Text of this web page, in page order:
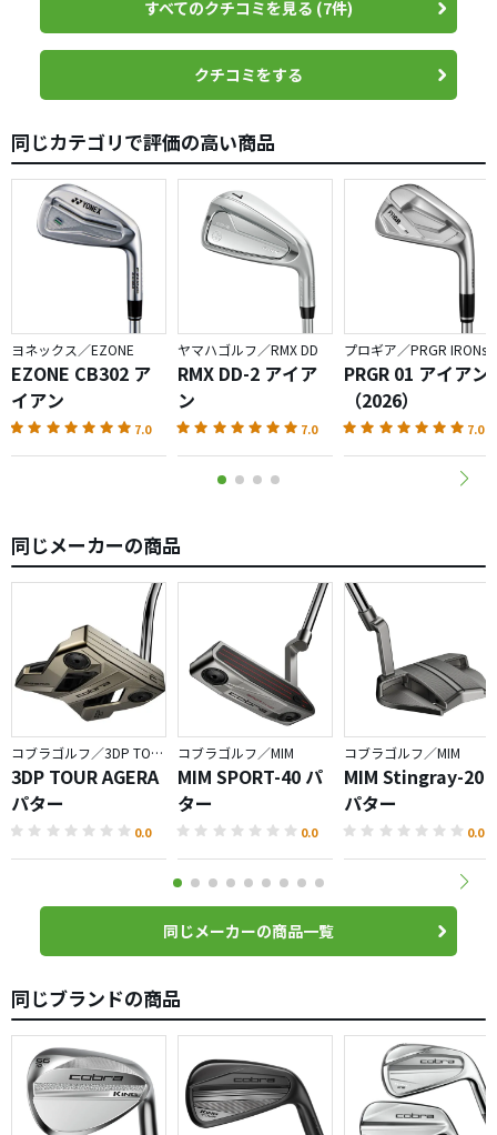
とにかく顔がカッコ良くて構えやすい。
吊るしで入っていたMODUS 115Sシャフトも、別のアイア
ンで試打したときはイマイチだったのが最高の振り心地
お陰でスイングも良くなり、ラウンドでのショットのミス
がほぼ無くなりました。
すべてのクチコミを見る (7件)
クチコミをする
同じカテゴリで評価の高い商品
ヨネックス／EZONE
EZONE CB302 ア
イアン
7.0
ヤマハゴルフ／RMX DD
RMX DD-2 アイア
ン
7.0
プロギア／PRGR IRONs
PRGR 01 アイアン
（2026）
7.0
同じメーカーの商品
コブラゴルフ／3DP TOUR
3DP TOUR AGERA
パター
0.0
コブラゴルフ／MIM
MIM SPORT-40 パ
ター
0.0
コブラゴルフ／MIM
MIM Stingray-20
パター
0.0
同じメーカーの商品一覧
同じブランドの商品